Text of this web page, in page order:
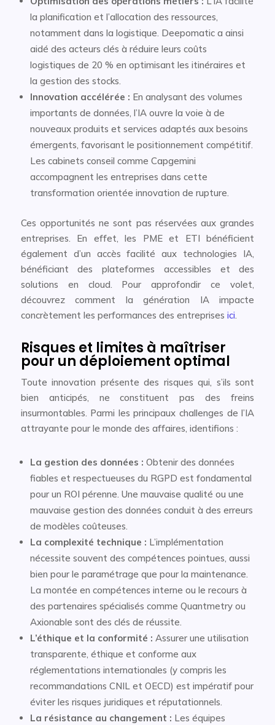
la planification et l’allocation des ressources,
notamment dans la logistique. Deepomatic a ainsi
aidé des acteurs clés à réduire leurs coûts
logistiques de 20 % en optimisant les itinéraires et
la gestion des stocks.
Innovation accélérée : En analysant des volumes
importants de données, l’IA ouvre la voie à de
nouveaux produits et services adaptés aux besoins
émergents, favorisant le positionnement compétitif.
Les cabinets conseil comme Capgemini
accompagnent les entreprises dans cette
transformation orientée innovation de rupture.
Ces opportunités ne sont pas réservées aux grandes
entreprises. En effet, les PME et ETI bénéficient
également d’un accès facilité aux technologies IA,
bénéficiant des plateformes accessibles et des
solutions en cloud. Pour approfondir ce volet,
découvrez comment la génération IA impacte
concrètement les performances des entreprises ici.
Risques et limites à maîtriser
pour un déploiement optimal
Toute innovation présente des risques qui, s’ils sont
bien anticipés, ne constituent pas des freins
insurmontables. Parmi les principaux challenges de l’IA
attrayante pour le monde des affaires, identifions :
La gestion des données : Obtenir des données
fiables et respectueuses du RGPD est fondamental
pour un ROI pérenne. Une mauvaise qualité ou une
mauvaise gestion des données conduit à des erreurs
de modèles coûteuses.
La complexité technique : L’implémentation
nécessite souvent des compétences pointues, aussi
bien pour le paramétrage que pour la maintenance.
La montée en compétences interne ou le recours à
des partenaires spécialisés comme Quantmetry ou
Axionable sont des clés de réussite.
L’éthique et la conformité : Assurer une utilisation
transparente, éthique et conforme aux
réglementations internationales (y compris les
recommandations CNIL et OECD) est impératif pour
éviter les risques juridiques et réputationnels.
La résistance au changement : Les équipes